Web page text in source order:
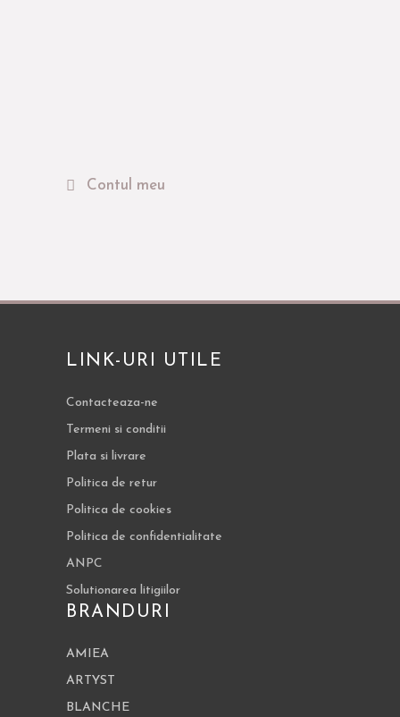
Contul meu
LINK-URI UTILE
Contacteaza-ne
Termeni si conditii
Plata si livrare
Politica de retur
Politica de cookies
Politica de confidentialitate
ANPC
Solutionarea litigiilor
BRANDURI
AMIEA
ARTYST
BLANCHE